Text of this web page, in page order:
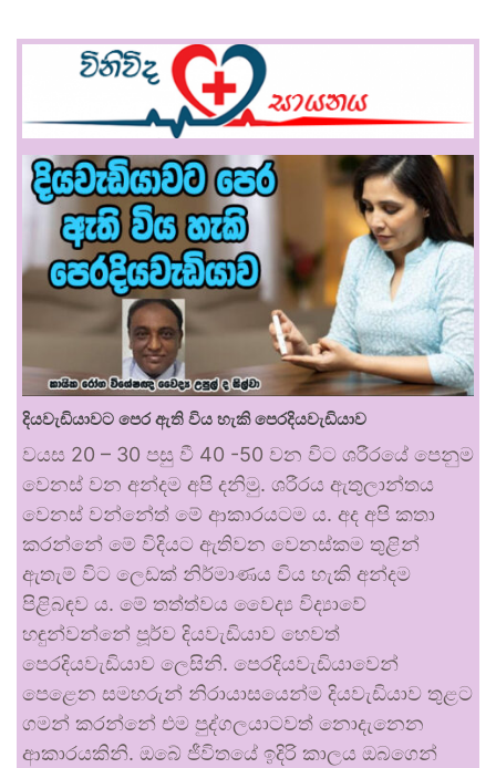
දියවැඩියාවට පෙර ඇති විය හැකි පෙරදියවැඩියාව
වයස 20 – 30 පසු වී 40 -50 වන විට ශරීරයේ පෙනුම
වෙනස් වන අන්දම අපි දනිමු. ශරීරය ඇතුලාන්තය
වෙනස් වන්නේත් මේ ආකාරයටම ය. අද අපි කතා
කරන්නේ මේ විදියට ඇතිවන වෙනස්කම තුළින්
ඇතැම් විට ලෙඩක් නිර්මාණය විය හැකි අන්දම
පිළිබඳව ය. මේ තත්ත්වය වෛද්‍ය විද්‍යාවේ
හඳුන්වන්නේ පූර්ව දියවැඩියාව හෙවත්
පෙරදියවැඩියාව ලෙසිනි. පෙරදියවැඩියාවෙන්
පෙළෙන සමහරුන් නිරායාසයෙන්ම දියවැඩියාව තුළට
ගමන් කරන්නේ එම පුද්ගලයාටවත් නොදැනෙන
ආකාරයකිනි. ඔබේ ජීවිතයේ ඉදිරි කාලය ඔබගෙන්